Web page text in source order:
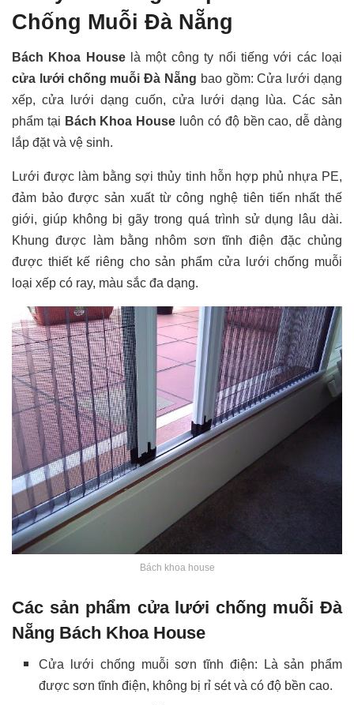
Chống Muỗi Đà Nẵng
Bách Khoa Houselà một công ty nổi tiếng với các loại
cửa lưới chống muỗi Đà Nẵng bao gồm: Cửa lưới dạng
xếp, cửa lưới dạng cuốn, cửa lưới dạng lùa. Các sản
phẩm tại Bách Khoa House luôn có độ bền cao, dễ dàng
lắp đặt và vệ sinh.
Lưới được làm bằng sợi thủy tinh hỗn hợp phủ nhựa PE,
đảm bảo được sản xuất từ công nghệ tiên tiến nhất thế
giới, giúp không bị gãy trong quá trình sử dụng lâu dài.
Khung được làm bằng nhôm sơn tĩnh điện đặc chủng
được thiết kế riêng cho sản phẩm cửa lưới chống muỗi
loại xếp có ray, màu sắc đa dạng.
Bách khoa house
Các sản phẩm cửa lưới chống muỗi Đà
Nẵng Bách Khoa House
Cửa lưới chống muỗi sơn tĩnh điện: Là sản phẩm
được sơn tĩnh điện, không bị rỉ sét và có độ bền cao.